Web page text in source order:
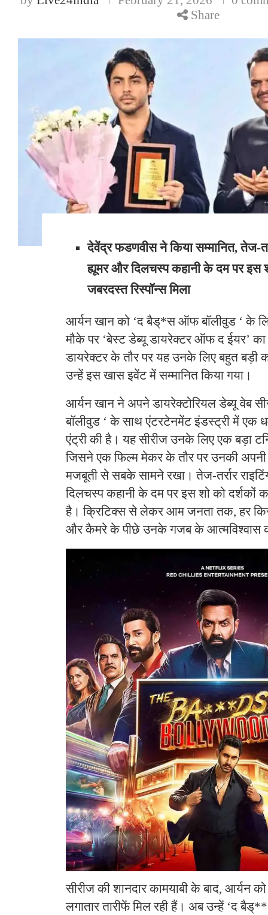
Share
देवेंद्र फडणवीस ने किया सम्मानित, तेज-
ह्यूमर और दिलचस्प कहानी के दम पर इस
जबरदस्त रिस्पॉन्स मिला
आर्यन खान को ‘द बैड्*स ऑफ बॉलीवुड ‘ के
मौके पर ‘बेस्ट डेब्यू डायरेक्टर ऑफ द ईयर’ का
डायरेक्टर के तौर पर यह उनके लिए बहुत बड़ी
उन्हें इस खास इवेंट में सम्मानित किया गया।
आर्यन खान ने अपने डायरेक्टोरियल डेब्यू वेब
बॉलीवुड ‘ के साथ एंटरटेनमेंट इंडस्ट्री में एक
एंट्री की है। यह सीरीज उनके लिए एक बड़ा
जिसने एक फिल्म मेकर के तौर पर उनकी
मजबूती से सबके सामने रखा। ​तेज-तर्रार
दिलचस्प कहानी के दम पर इस शो को दर्शकों
है। क्रिटिक्स से लेकर आम जनता तक, हर
और कैमरे के पीछे उनके गजब के आत्मविश्वास
सीरीज की शानदार कामयाबी के बाद, आर्यन
लगातार तारीफें मिल रही हैं। अब उन्हें ‘द